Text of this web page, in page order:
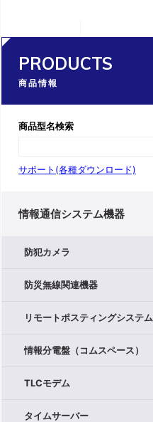
PRODUCTS
商品情報
商品型名検索
サポート(各種ダウンロード)
情報通信システム機器
防犯カメラ
防災無線関連機器
リモートポスティングシステム
情報分電盤（コムスペース）
TLCモデム
タイムサーバー